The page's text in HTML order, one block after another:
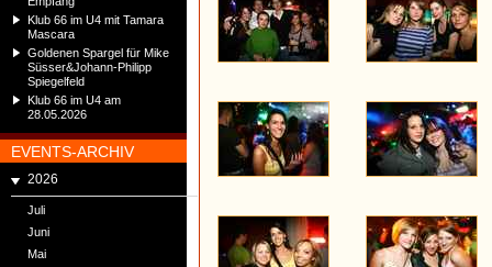
Klub 66 im U4 mit Tamara
Mascara
Goldenen Spargel für Mike
Süsser&Johann-Philipp
Spiegelfeld
Klub 66 im U4 am
28.05.2026
EVENTS-ARCHIV
2026
Juli
Juni
Mai